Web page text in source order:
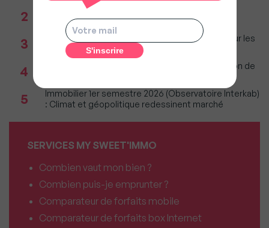
2
Réseau immobilier : iad franchit le cap des 600
millions d'euros de chiffre d'affaires
3
Immobilier : Ce que l’AI Act change vraiment pour les
agences depuis le 2 août 2026
4
Incendies : Quels sont vos droits si votre location de
5
Immobilier 1er semestre 2026 (Observatoire Interkab)
: Climat et géopolitique redessinent marché
SERVICES MY SWEET'IMMO
Combien vaut mon bien ?
Combien puis-je emprunter ?
Comparateur de forfaits mobile
Comparateur de forfaits box Internet